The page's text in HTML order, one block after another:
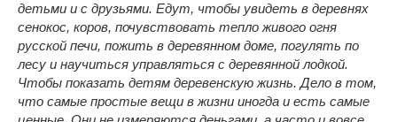
детьми и с друзьями. Едут, чтобы увидеть в деревнях
сенокос, коров, почувствовать тепло живого огня
русской печи, пожить в деревянном доме, погулять по
лесу и научиться управляться с деревянной лодкой.
Чтобы показать детям деревенскую жизнь. Дело в том,
что самые простые вещи в жизни иногда и есть самые